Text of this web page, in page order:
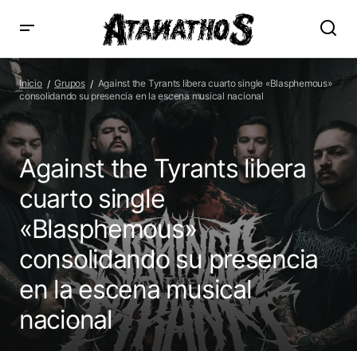
consolidando su presencia en la escena musical nacional
Inicio Grupos
Against the Tyrants libera cuarto single «Blasphemous»
consolidando su presencia en la escena musical nacional
Against the Tyrants libera
cuarto single
«Blasphemous»
consolidando su presencia
en la escena musical
nacional